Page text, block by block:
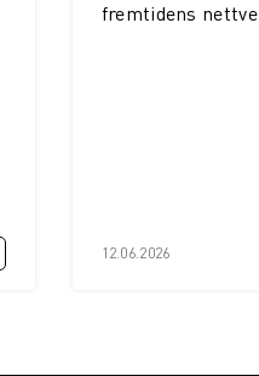
fremtidens
12.06.2026